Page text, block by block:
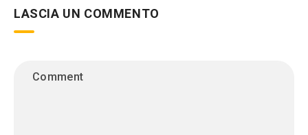
LASCIA UN COMMENTO